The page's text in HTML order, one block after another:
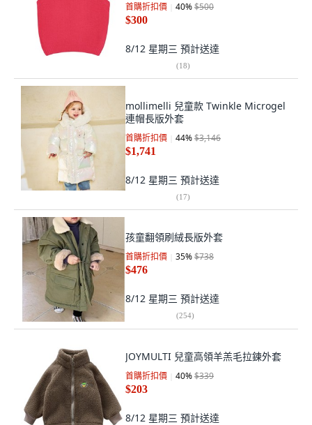
首購折扣價 40%$500
$300
8/12 星期三 預計送達
(18)
mollimelli 兒童款 Twinkle Microgel
連帽長版外套
首購折扣價 44%$3,146
$1,741
8/12 星期三 預計送達
(17)
孩童翻領刷絨長版外套
首購折扣價 35%$738
$476
8/12 星期三 預計送達
(254)
JOYMULTI 兒童高領羊羔毛拉鍊外套
首購折扣價 40%$339
$203
8/12 星期三 預計送達